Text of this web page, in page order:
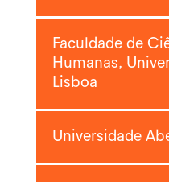
Faculdade de
Humanas,
Lisboa
Universidade